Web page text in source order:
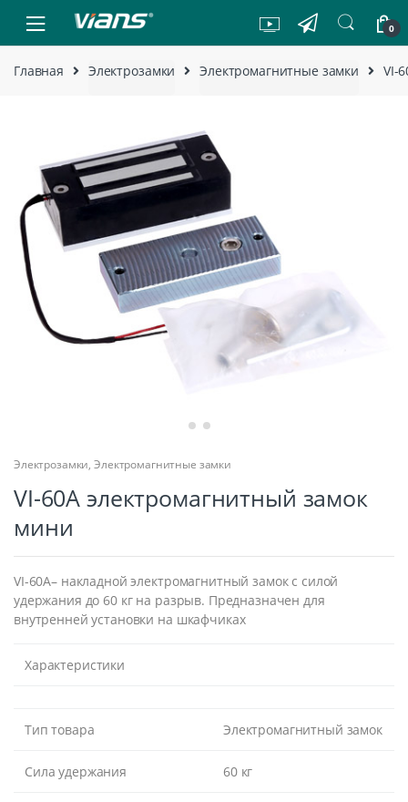
Skip to navigation
Skip to content
0
Главная Электрозамки Электромагнитные замки VI-
Электрозамки,Электромагнитные замки
VI-60A электромагнитный замок
мини
VI-60A– накладной электромагнитный замок с силой
удержания до 60 кг на разрыв. Предназначен для
внутренней установки на шкафчиках
Характеристики
Тип товара Электромагнитный замок
Сила удержания 60 кг